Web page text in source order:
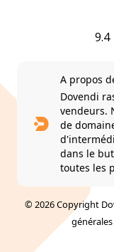
9.4
A propos
Dovendi
vendeurs.
de
dans le
toutes les
© 2026 Copyright
générales